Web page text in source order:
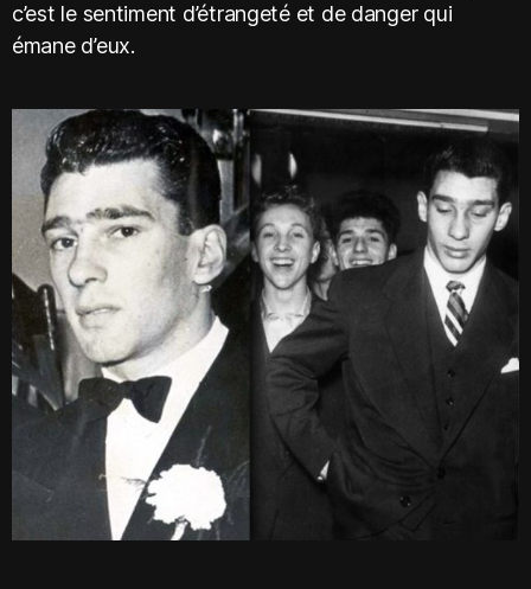
c’est le sentiment d’étrangeté et de danger qui
émane d’eux.